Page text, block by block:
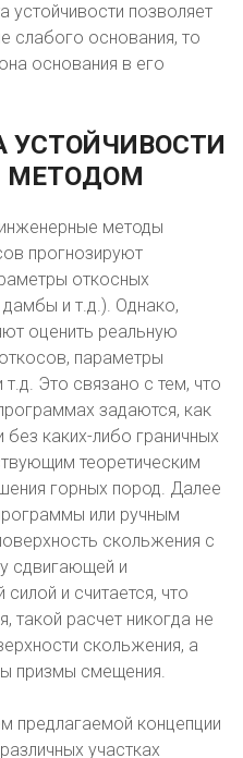
устойчивости позволяет
слабого основания, то
основания в его
УСТОЙЧИВОСТИ
МЕТОДОМ
методы
прогнозируют
откосных
и т.д.). Однако,
оценить реальную
параметры
Это связано с тем, что
задаются, как
каких-либо граничных
теоретическим
горных пород. Далее
или ручным
скольжения с
сдвигающей и
и считается, что
такой расчет никогда не
скольжения, а
призмы смещения.
предлагаемой концепции
участках